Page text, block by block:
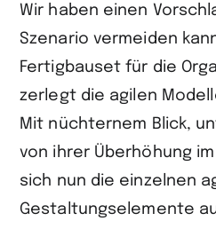
Wir haben einen
Szenario vermeiden
Fertigbauset für die
zerlegt die agilen
Mit nüchternem Blick,
von ihrer Überhöhung
sich nun die einzelnen
Gestaltungselemente